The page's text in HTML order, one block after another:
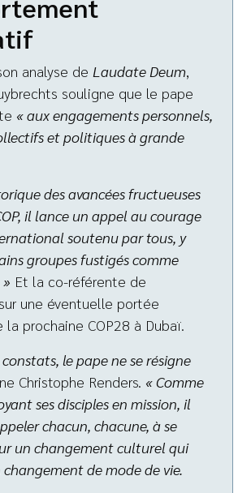
analyse de Laudate Deum
souligne que le pape
« aux engagements personnels,
et politiques à grande
des avancées fructueuses
il lance un appel au courage
soutenu par tous, y
groupes fustigés comme
Et la co-référente de
une éventuelle portée
prochaine COP28 à Dubaï.
le pape ne se résigne
Christophe Renders. « Comme
ses disciples en mission, il
chacun, chacune, à se
un changement culturel qui
de mode de vie.